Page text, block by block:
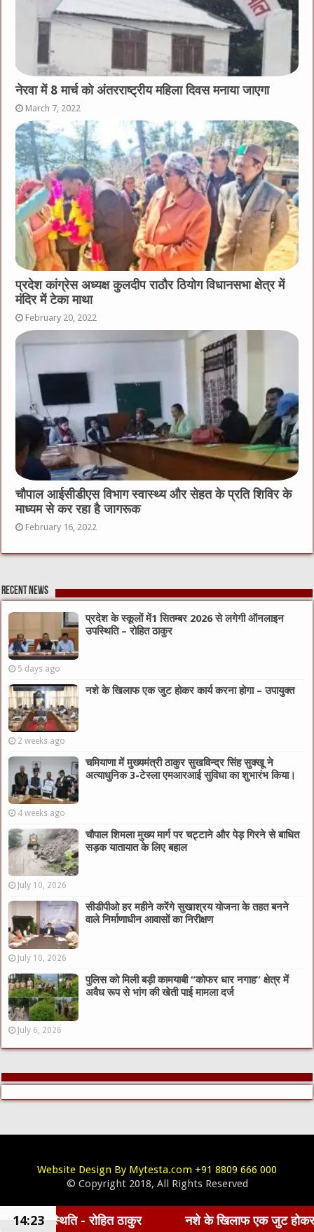
नेरवा में 8 मार्च को अंतरराष्ट्रीय महिला दिवस मनाया जाएगा
March 7, 2022
प्रदेश कांग्रेस अध्यक्ष कुलदीप राठौर ठियोग विधानसभा क्षेत्र में
मंदिर में टेका माथा
February 20, 2022
चौपाल आईसीडीएस विभाग स्वास्थ्य और सेहत के प्रति शिविर के
माध्यम से कर रहा है जागरूक
February 16, 2022
Recent News
प्रदेश के स्कूलों में1 सितम्बर 2026 से लगेगी ऑनलाइन
उपस्थिति – रोहित ठाकुर
5 days ago
नशे के खिलाफ एक जुट होकर कार्य करना होगा – उपायुक्त
2 weeks ago
चमियाणा में मुख्यमंत्री ठाकुर सुखविन्द्र सिंह सुक्खू ने
अत्याधुनिक 3-टेस्ला एमआरआई सुविधा का शुभारंभ किया।
4 weeks ago
चौपाल शिमला मुख्य मार्ग पर चट्टाने और पेड़ गिरने से बाधित
सड़क यातायात के लिए बहाल
July 10, 2026
सीडीपीओ हर महीने करेंगे सुखाश्रय योजना के तहत बनने
वाले निर्माणाधीन आवासों का निरीक्षण
July 10, 2026
पुलिस को मिली बड़ी कामयाबी “कोफर धार नगाह” क्षेत्र में
अवैध रूप से भांग की खेती पाई मामला दर्ज
July 6, 2026
Website Design By Mytesta.com +91 8809 666 000
© Copyright 2018, All Rights Reserved
रोहित ठाकुर नशे के खिलाफ एक जुट होकर कार्य करना
14:23